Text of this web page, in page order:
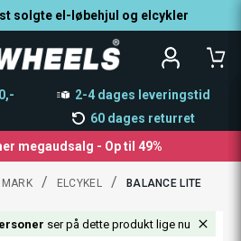
solgte el-løbehjul og elcykler
2-4 dages leveringstid
60 dages returret
megaudsalg - Op til 49%
/ ELCYKEL / BALANCE LITE
ser på dette produkt lige nu